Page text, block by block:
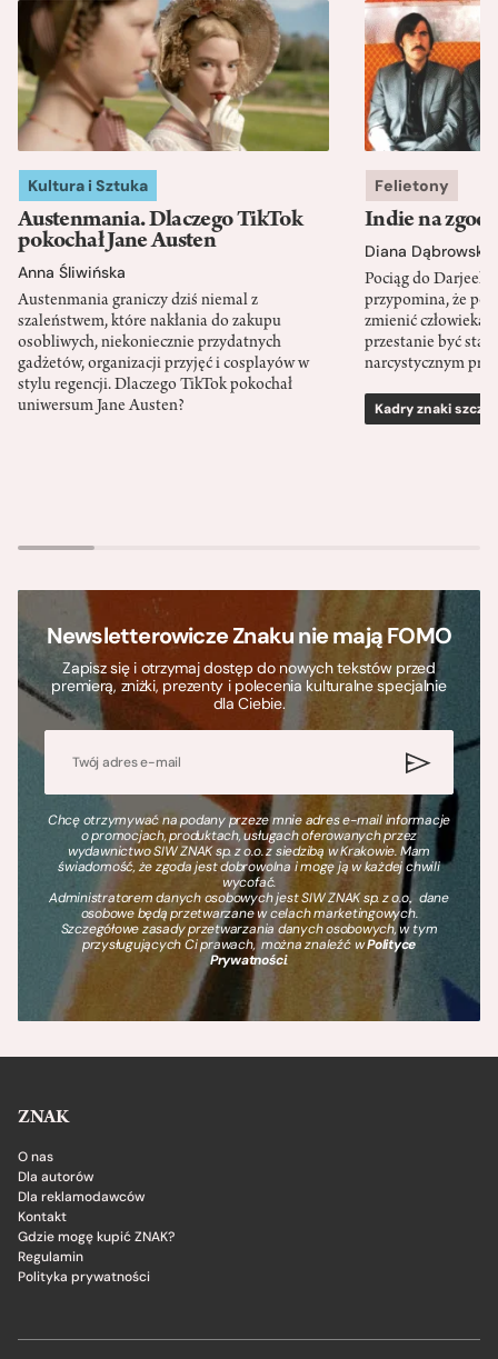
Kultura i Sztuka
Austenmania. Dlaczego TikTok
pokochał Jane Austen
Anna Śliwińska
Austenmania graniczy dziś niemal z
szaleństwem, które nakłania do zakupu
osobliwych, niekoniecznie przydatnych
gadżetów, organizacji przyjęć i cosplayów w
stylu regencji. Dlaczego TikTok pokochał
uniwersum Jane Austen?
Felietony
Indie na
Diana Dąbrowska
Pociąg do
przypomina, że
zmienić człowieka
przestanie być
narcystycznym
Kadry znaki
Newsletterowicze Znaku nie mają FOMO
Zapisz się i otrzymaj dostęp do nowych tekstów przed
premierą, zniżki, prezenty i polecenia kulturalne specjalnie
dla Ciebie.
Chcę otrzymywać na podany przeze mnie adres e-mail informacje
o promocjach, produktach, usługach oferowanych przez
wydawnictwo SIW ZNAK sp. z o.o. z siedzibą w Krakowie. Mam
świadomość, że zgoda jest dobrowolna i mogę ją w każdej chwili
wycofać.
Administratorem danych osobowych jest SIW ZNAK sp. z o.o., dane
osobowe będą przetwarzane w celach marketingowych.
Szczegółowe zasady przetwarzania danych osobowych, w tym
przysługujących Ci prawach, można znaleźć wPolityce
Prywatności.
ZNAK
O nas
Dla autorów
Dla reklamodawców
Kontakt
Gdzie mogę kupić ZNAK?
Regulamin
Polityka prywatności